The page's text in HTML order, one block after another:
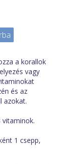
a korallok
vagy
és az
azokat.
vitaminok.
1 csepp,